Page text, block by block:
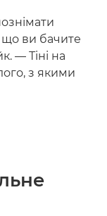
що ви бачите
— Тіні на
з якими